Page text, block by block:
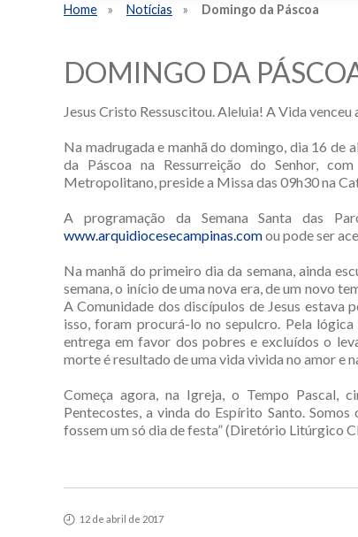
Home Notícias Domingo da Páscoa
DOMINGO DA
Jesus Cristo Ressuscitou. Aleluia! A Vida venceu
Na madrugada e manhã do domingo, dia 16 de
da Páscoa na Ressurreição do Senhor,
Metropolitano, preside a Missa das 09h30 na
A programação da Semana Santa das
www.arquidiocesecampinas.comou pode ser
Na manhã do primeiro dia da semana, ainda
semana, o início de uma nova era, de um novo
A Comunidade dos discípulos de Jesus estava
isso, foram procurá-lo no sepulcro. Pela
entrega em favor dos pobres e excluídos o
morte é resultado de uma vida vivida no amor e
Começa agora, na Igreja, o Tempo Pascal,
Pentecostes, a vinda do Espírito Santo.
fossem um só dia de festa” (Diretório Litúrgico
12 de abril de 2017